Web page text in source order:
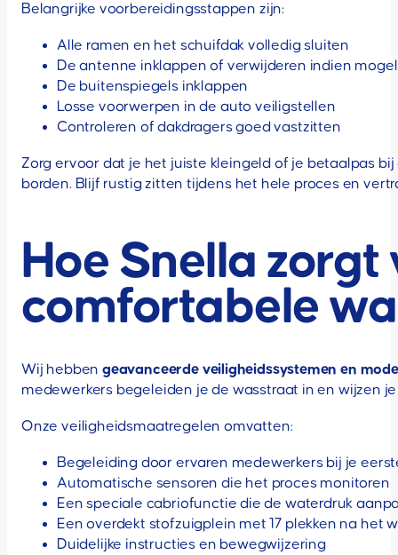
Belangrijke voorbereidingsstappen zijn:
Alle ramen en het schuifdak volledig sluiten
De antenne inklappen of verwijderen indien
De buitenspiegels inklappen
Losse voorwerpen in de auto veiligstellen
Controleren of dakdragers goed vastzitten
Zorg ervoor dat je het juiste kleingeld of je betaalpas
borden. Blijf rustig zitten tijdens het hele proces en
Hoe Snella
comfortabele
Wij hebbengeavanceerde veiligheidssystemen en
medewerkers begeleiden je de wasstraat in en wijzen
Onze veiligheidsmaatregelen omvatten:
Begeleiding door ervaren medewerkers bij je
Automatische sensoren die het proces monitoren
Een speciale cabriofunctie die de waterdruk
Een overdekt stofzuigplein met 17 plekken na het
Duidelijke instructies en bewegwijzering